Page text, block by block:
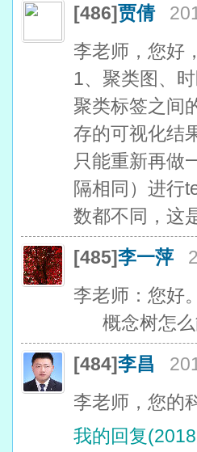
[486]贾倩
李老师，您好
1、聚类图、
聚类标签之间
存的可视化结
只能重新再做
隔相同）进行
数都不同，这
[485]李一萍
李老师：您好。
概念树怎么
[484]李昌
李老师，您的
我的回复